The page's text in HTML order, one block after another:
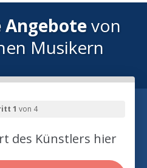
Angebotevon
Musikern
1 von 4
des Künstlers hier